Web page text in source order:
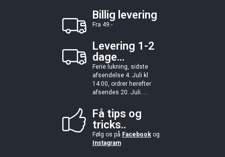
Billig levering
Fra 49.-
Levering 1-2
dage...
Ferie lukning, sidste
afsendelse 4. Juli kl
14:00, ordrer herefter
afsendes 20. Juli.....
Få tips og
tricks..
Følg os på Facebook og
Instagram